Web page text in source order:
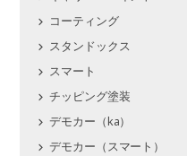
コーティング
スタンドックス
スマート
チッピング塗装
デモカー（ka）
デモカー（スマート）